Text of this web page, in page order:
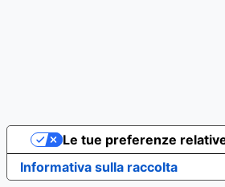
Informativa sulla raccolta
Le tue preferenze